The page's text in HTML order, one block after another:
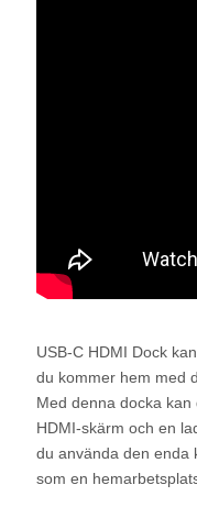
USB-C HDMI Dock
du kommer hem med
Med denna docka
HDMI-skärm och en
du använda den enda
som en